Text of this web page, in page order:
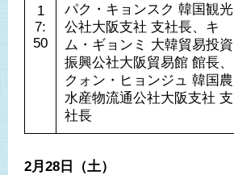
1
7:
50
パク・キョンスク 韓国観光
公社大阪支社 支社長、キ
ム・ギョンミ 大韓貿易投資
振興公社大阪貿易館 館長、
クォン・ヒョンジュ 韓国農
水産物流通公社大阪支社 支
社長
2月28日（土）